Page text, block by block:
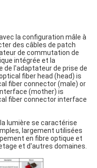
la configuration mâle à
des câbles de patch
de commutation de
intégrée et la
de l'adaptateur de prise de
fiber head (head) is
fiber connector (male) or
(mother) is
fiber connector interface
lumière se caractérise
largement utilisées
en fibre optique et
et d'autres domaines.